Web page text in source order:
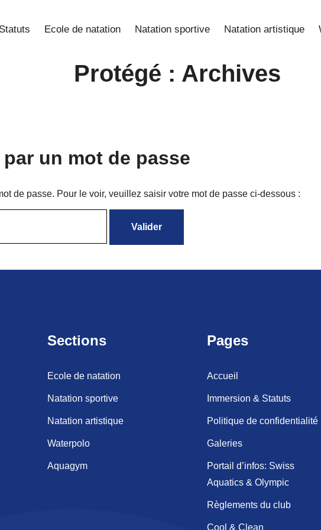
Ecole de natation Natation sportive Natation artistique
Protégé : Archives
un mot de passe
de passe. Pour le voir, veuillez saisir votre mot de passe ci-dessous :
Sections
Ecole de natation
Natation sportive
Natation artistique
Waterpolo
Aquagym
Pages
Accueil
Immersion & Statuts
Politique de confidentialité
Galeries
Portail d’infos: Swiss
Aquatics & Olympic
Règlements du club
Cool & Clean